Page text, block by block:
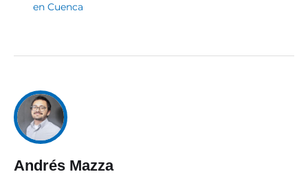
en Cuenca
Andrés Mazza